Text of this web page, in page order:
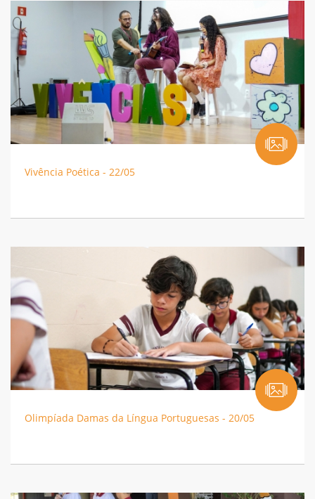
Vivência Poética - 22/05
Olimpíada Damas da Língua Portuguesas - 20/05